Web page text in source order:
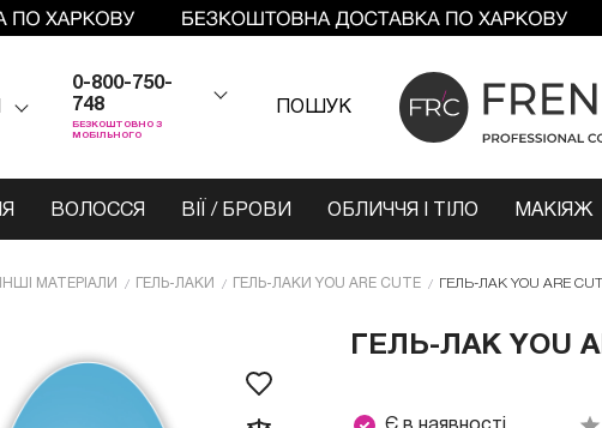
0-800-750-
748
БЕЗКОШТОВНО З
МОБІЛЬНОГО
ПОШУК
ВОЛОССЯ ВІЇ / БРОВИ ОБЛИЧЧЯ І ТІЛО МАКІЯЖ
МАТЕРІАЛИ ГЕЛЬ-ЛАКИ ГЕЛЬ-ЛАКИ YOU ARE CUTE ГЕЛЬ-ЛАК YOU ARE
ГЕЛЬ-ЛАК YOU